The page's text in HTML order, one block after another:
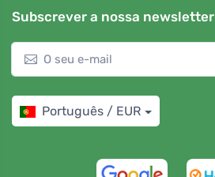
Subscrever a nossa newsletter
Português / EUR